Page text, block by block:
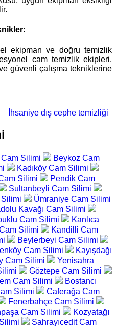
ekipman ve doğru temizlik
cam temizlik ekipleri,
güvenli çalışma tekniklerine
İhsaniye dış cephe temizliği
Silimi
Beykoz Cam
Kadıköy Cam Silimi
Silimi
Pendik Cam
Sultanbeyli Cam Silimi
Ümraniye Cam Silimi
Kavağı Cam Silimi
Cam Silimi
Kanlıca
Silimi
Kandilli Cam
Beylerbeyi Cam Silimi
Cam Silimi
Kayışdağı
Cam Silimi
Yenisahra
Göztepe Cam Silimi
Cam Silimi
Bostancı
Silimi
Caferağa Cam
Fenerbahçe Cam Silimi
Cam Silimi
Kozyatağı
Sahrayıcedit Cam